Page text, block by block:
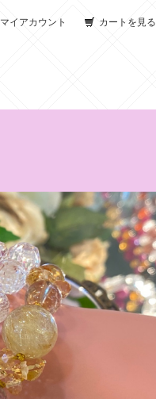
マイアカウント カートを見る